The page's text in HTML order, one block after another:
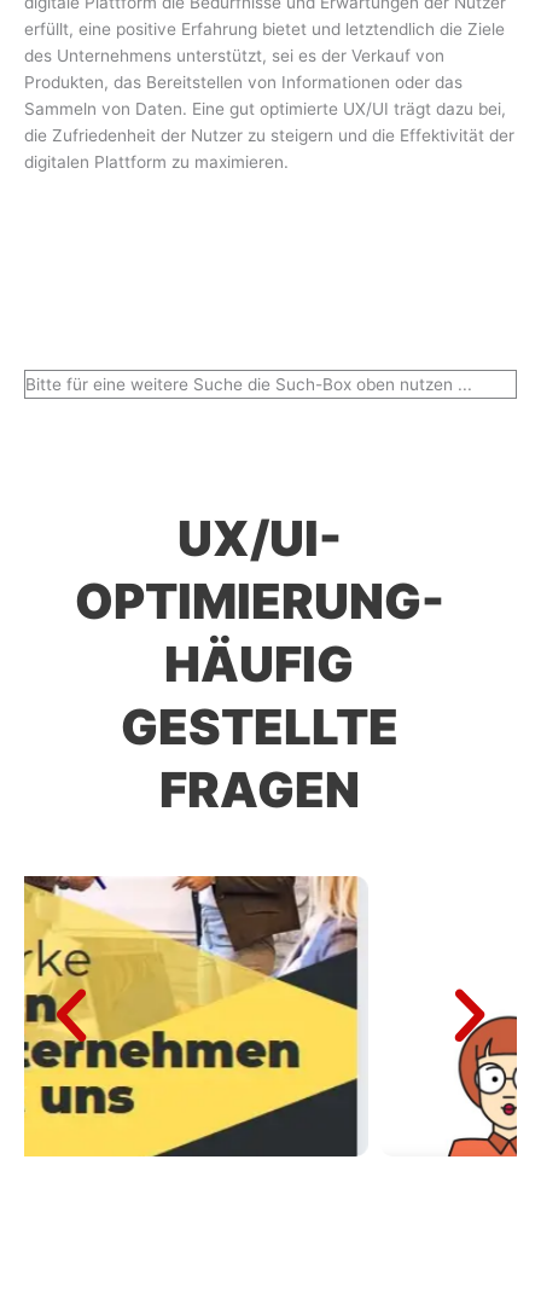
erfüllt, eine positive Erfahrung bietet und letztendlich die Ziele
des Unternehmens unterstützt, sei es der Verkauf von
Produkten, das Bereitstellen von Informationen oder das
Sammeln von Daten. Eine gut optimierte UX/UI trägt dazu bei,
die Zufriedenheit der Nutzer zu steigern und die Effektivität der
digitalen Plattform zu maximieren.
Bitte für eine weitere Suche die Such-Box oben nutzen ...
UX/UI-
OPTIMIERUNG-
HÄUFIG
GESTELLTE
FRAGEN